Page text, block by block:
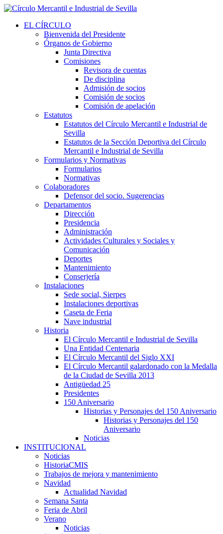
EL CÍRCULO
Bienvenida del Presidente
Órganos de Gobierno
Junta Directiva
Comisiones
Revisora de cuentas
De disciplina
Admisión de socios
Comisión de socios
Comisión de apelación
Estatutos
Estatutos del Círculo Mercantil e Industrial de
Sevilla
Estatutos de la Sección Deportiva del Círculo
Mercantil e Industrial de Sevilla
Formularios y Normativas
Formularios
Normativas
Colaboradores
Defensor del socio. Sugerencias
Departamentos
Dirección
Presidencia
Administración
Actividades Culturales y Sociales y
Comunicación
Deportes
Mantenimiento
Conserjería
Instalaciones
Sede social, Sierpes
Instalaciones deportivas
Caseta de Feria
Nave industrial
Historia
El Círculo Mercantil e Industrial de Sevilla
Una Entidad Centenaria
El Círculo Mercantil del Siglo XXI
El Círculo Mercantil galardonado con la Medalla
de la Ciudad de Sevilla 2013
Antigüedad 25
Presidentes
150 Aniversario
Historias y Personajes del 150 Aniversario
Historias y Personajes del 150
Aniversario
Noticias
INSTITUCIONAL
Noticias
HistoriaCMIS
Trabajos de mejora y mantenimiento
Navidad
Actualidad Navidad
Semana Santa
Feria de Abril
Verano
Noticias